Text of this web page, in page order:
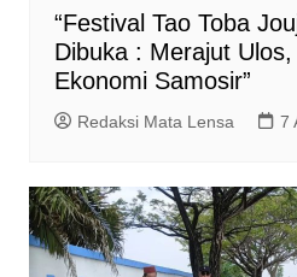
“Festival Tao Toba
Dibuka : Merajut
Ekonomi Samosir”
Redaksi Mata Lensa 7